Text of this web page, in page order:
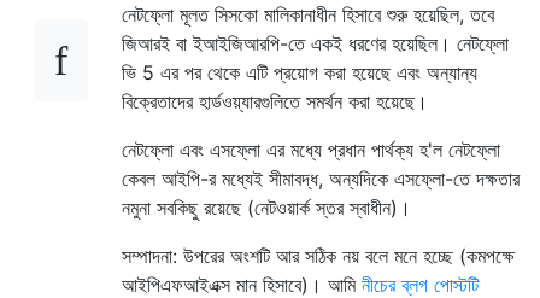
নেটফ্লো মূলত সিসকো মালিকানাধীন হিসাবে শুরু হয়েছিল, তবে
জিআরই বা ইআইজিআরপি-তে একই ধরণের হয়েছিল। নেটফ্লো
ভি 5 এর পর থেকে এটি প্রয়োগ করা হয়েছে এবং অন্যান্য
বিক্রেতাদের হার্ডওয়্যারগুলিতে সমর্থন করা হয়েছে।
নেটফ্লো এবং এসফ্লো এর মধ্যে প্রধান পার্থক্য হ'ল নেটফ্লো
কেবল আইপি-র মধ্যেই সীমাবদ্ধ, অন্যদিকে এসফ্লো-তে দক্ষতার
নমুনা সবকিছু রয়েছে (নেটওয়ার্ক স্তর স্বাধীন)।
সম্পাদনা: উপরের অংশটি আর সঠিক নয় বলে মনে হচ্ছে (কমপক্ষে
আইপিএফআইএক্স মান হিসাবে)। আমি নীচের ব্লগ পোস্টটি